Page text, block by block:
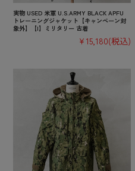
実物 USED 米軍 U.S.ARMY BLACK APFU
トレーニングジャケット【キャンペーン対
象外】【I】ミリタリー 古着
¥15,180(税込)